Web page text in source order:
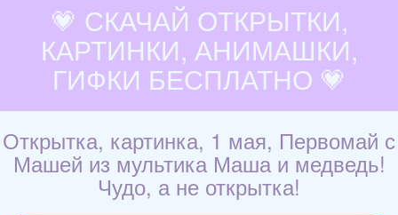
💗 СКАЧАЙ ОТКРЫТКИ,
КАРТИНКИ, АНИМАШКИ,
ГИФКИ БЕСПЛАТНО 💗
Открытка, картинка, 1 мая, Первомай с
Машей из мультика Маша и медведь!
Чудо, а не открытка!